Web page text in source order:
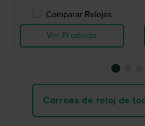
Comparar Relojes
Ver Producto
Correas de reloj de